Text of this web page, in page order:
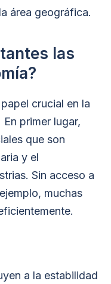
área geográfica.
las
crucial en la
primer lugar,
que son
y el
Sin acceso a
muchas
a la estabilidad